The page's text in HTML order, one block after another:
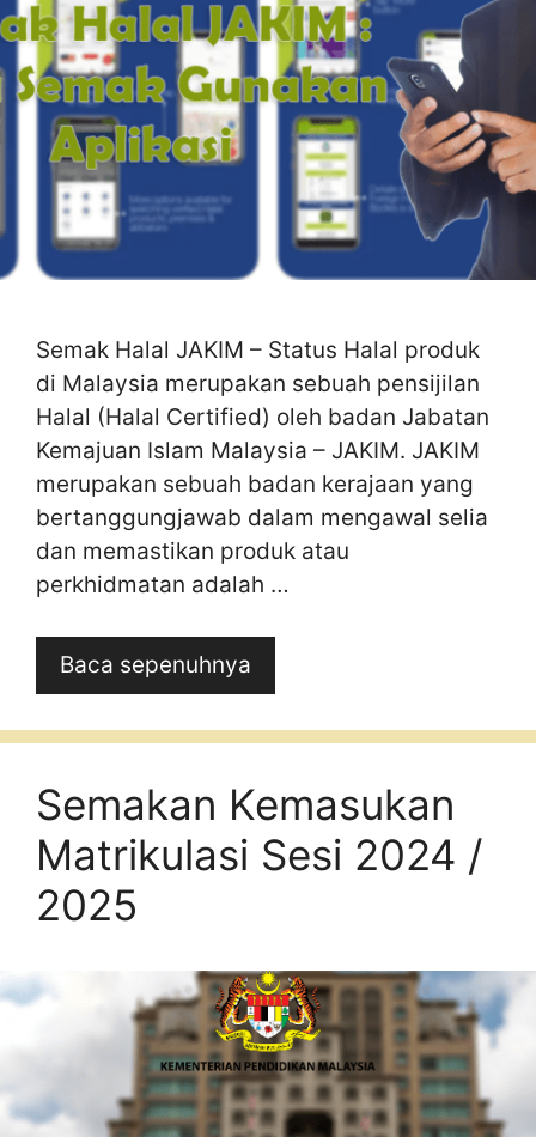
Semak Halal JAKIM – Status Halal produk
di Malaysia merupakan sebuah pensijilan
Halal (Halal Certified) oleh badan Jabatan
Kemajuan Islam Malaysia – JAKIM. JAKIM
merupakan sebuah badan kerajaan yang
bertanggungjawab dalam mengawal selia
dan memastikan produk atau
perkhidmatan adalah …
Baca sepenuhnya
Semakan Kemasukan
Matrikulasi Sesi 2024 /
2025